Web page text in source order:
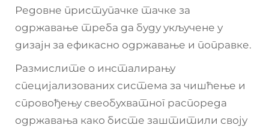
Редовне приступачке тачке за
одржавање треба да буду укључене у
дизајн за ефикасно одржавање и поправке.
Размислите о инсталирању
специјализованих система за чишћење и
спровођењу свеобухватног распореда
одржавања како бисте заштитили своју